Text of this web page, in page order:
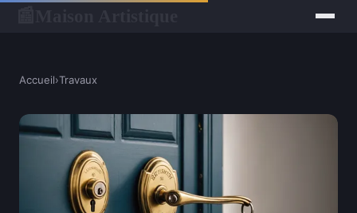
Accueil›Travaux